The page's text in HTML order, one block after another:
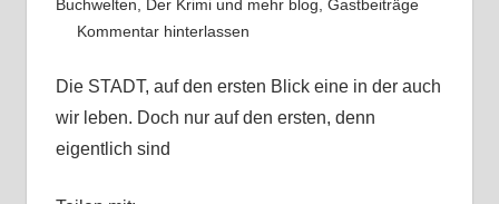
Buchwelten Der Krimi und mehr blog Gastbeiträge
Kommentar hinterlassen
Die STADT, auf den ersten Blick eine in der auch
wir leben. Doch nur auf den ersten, denn
eigentlich sind